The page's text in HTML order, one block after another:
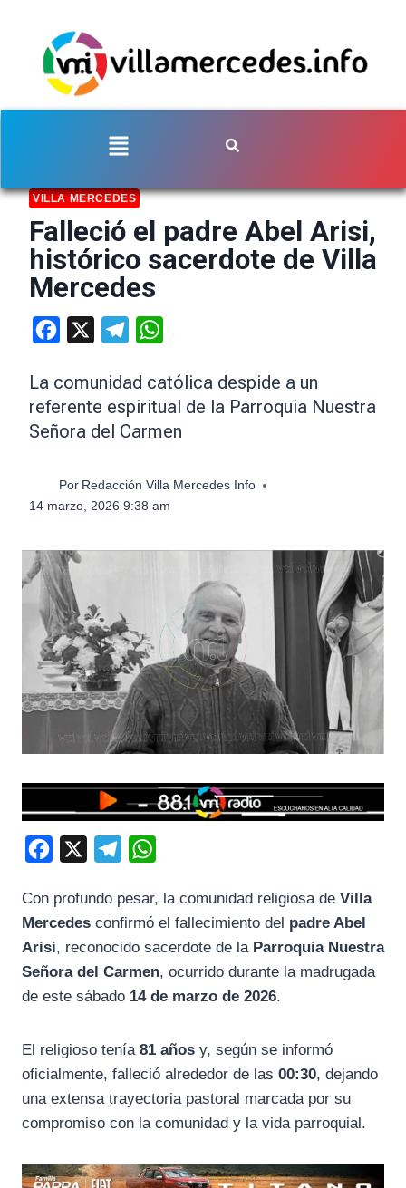
VILLA MERCEDES
Falleció el padre Abel Arisi,
histórico sacerdote de Villa
Mercedes
Facebook Telegram
La comunidad católica despide a un
referente espiritual de la Parroquia Nuestra
Señora del Carmen
Por Redacción Villa Mercedes Info
14 marzo, 2026 9:38 am
c
e
b
l
e
g
a
t
s
Con profundo pesar, la comunidad religiosa de Villa
Mercedes confirmó el fallecimiento del padre Abel
Arisi, reconocido sacerdote de la Parroquia Nuestra
Señora del Carmen, ocurrido durante la madrugada
de este sábado 14 de marzo de 2026.
El religioso tenía 81 años y, según se informó
oficialmente, falleció alrededor de las 00:30, dejando
una extensa trayectoria pastoral marcada por su
compromiso con la comunidad y la vida parroquial.